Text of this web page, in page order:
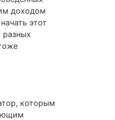
доходом
этот
которым